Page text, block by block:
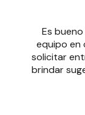
Es
equipo en
solicitar
brindar